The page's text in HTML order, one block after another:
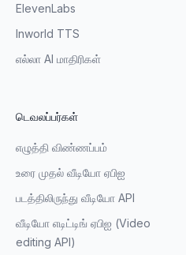
ElevenLabs
Inworld TTS
எல்லா AI மாதிரிகள்
டெவலப்பர்கள்
எழுத்தி விண்ணப்பம்
உரை முதல் வீடியோ ஏபிஐ
படத்திலிருந்து வீடியோ API
வீடியோ எடிட்டிங் ஏபிஐ (Video
editing API)